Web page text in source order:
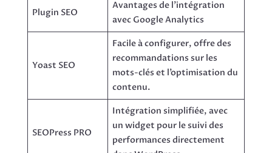
Plugin SEO
Avantages de l’intégration
avec Google Analytics
Yoast SEO
Facile à configurer, offre des
recommandations sur les
mots-clés et l’optimisation du
contenu.
SEOPress PRO
Intégration simplifiée, avec
un widget pour le suivi des
performances directement